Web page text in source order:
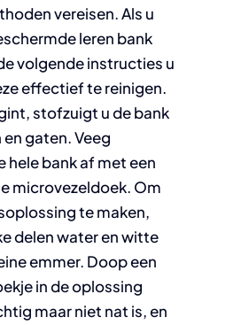
vereisen. Als u
leren bank
volgende instructies u
effectief te reinigen.
stofzuigt u de bank
en gaten. Veeg
hele bank af met een
microvezeldoek. Om
te maken,
delen water en witte
emmer. Doop een
in de oplossing
maar niet nat is, en